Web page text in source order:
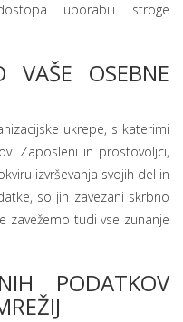
uporabili stroge
VAŠE OSEBNE
ukrepe, s katerimi
Zaposleni in prostovoljci,
izvrševanja svojih del in
so jih zavezani skrbno
zavežemo tudi vse zunanje
PODATKOV